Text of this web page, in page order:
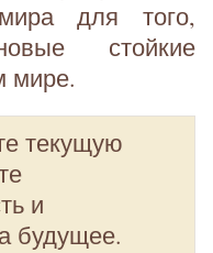
для того,
стойкие
мире.
текущую
и
будущее.